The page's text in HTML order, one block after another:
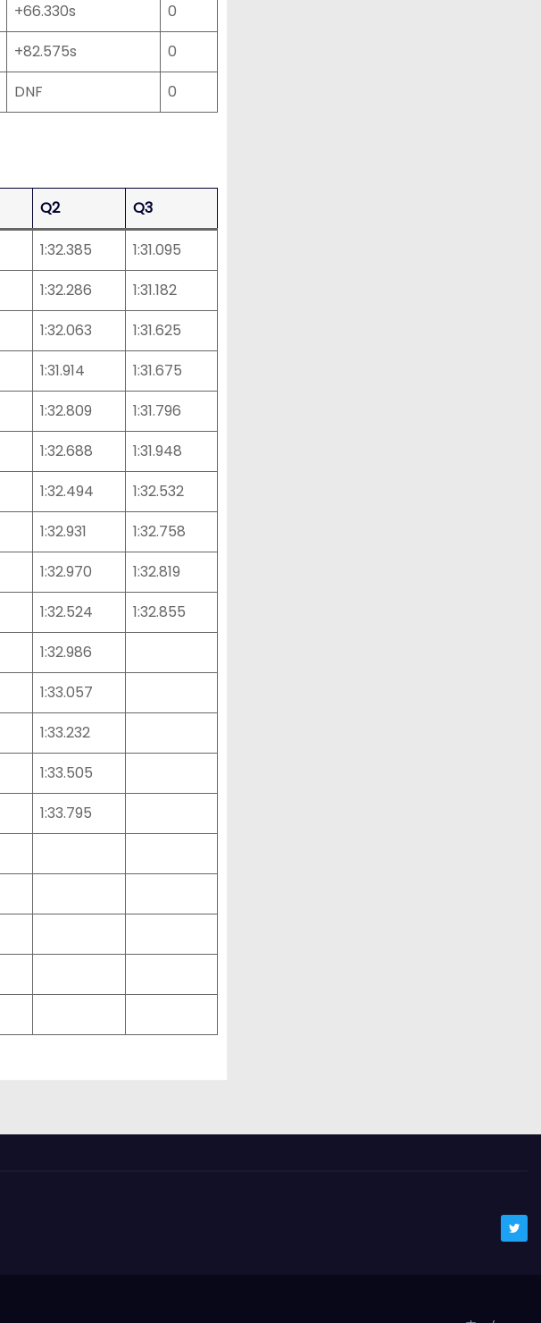
+66.330s
0
+82.575s
0
DNF 0
Q2 Q3
1:32.385
1:31.095
1:32.286
1:31.182
1:32.063
1:31.625
1:31.914
1:31.675
1:32.809
1:31.796
1:32.688
1:31.948
1:32.494
1:32.532
1:32.931
1:32.758
1:32.970
1:32.819
1:32.524
1:32.855
1:32.986
1:33.057
1:33.232
1:33.505
1:33.795